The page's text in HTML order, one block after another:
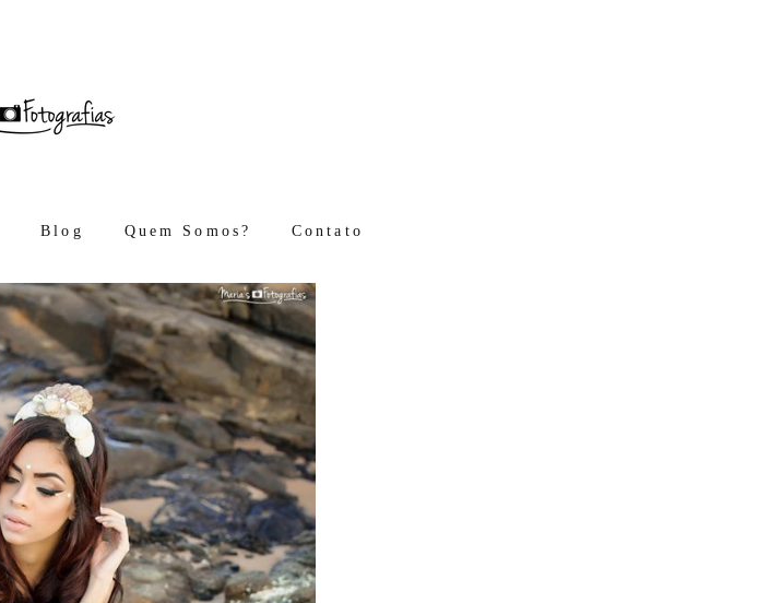
Blog Quem Somos? Contato